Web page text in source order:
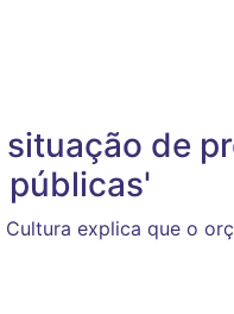
de
públicas'
explica que o